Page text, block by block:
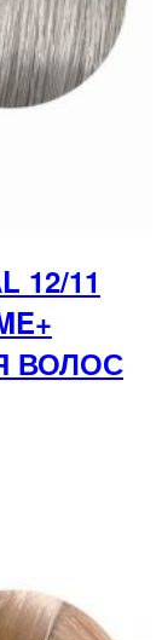
12/11
ВОЛОС